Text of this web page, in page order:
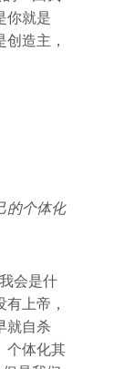
你就是
造主，
的个体化
会是什
上帝，
就自杀
个体化其